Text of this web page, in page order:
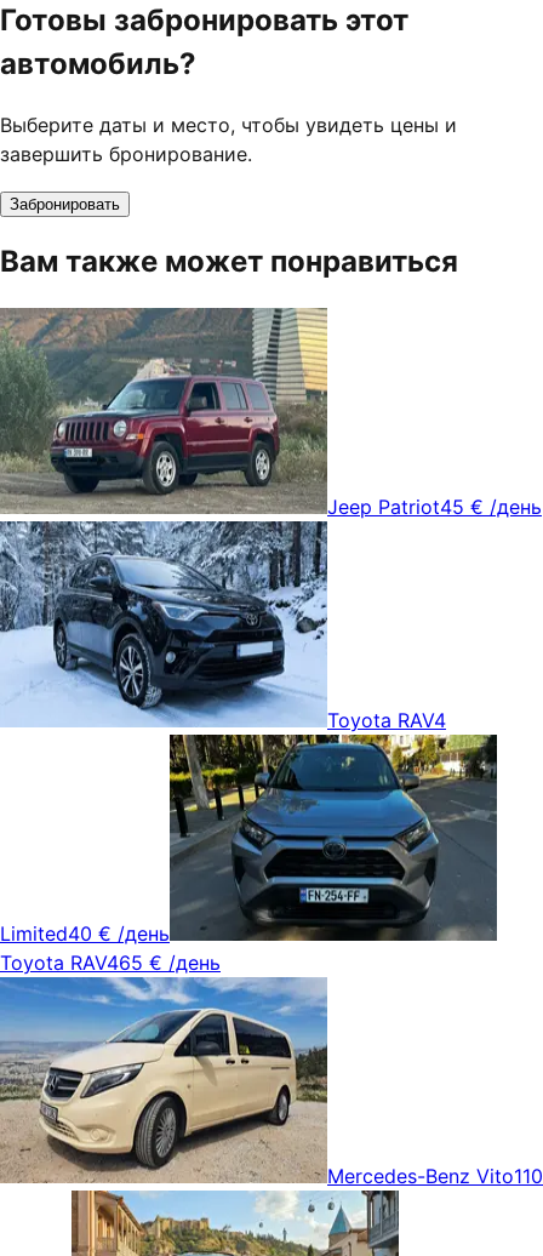
Готовы забронировать этот
автомобиль?
Выберите даты и место, чтобы увидеть цены и
завершить бронирование.
Забронировать
Вам также может понравиться
Jeep Patriot45 € /день
Toyota RAV4
Limited40 € /день
Toyota RAV465 € /день
Mercedes-Benz Vito110